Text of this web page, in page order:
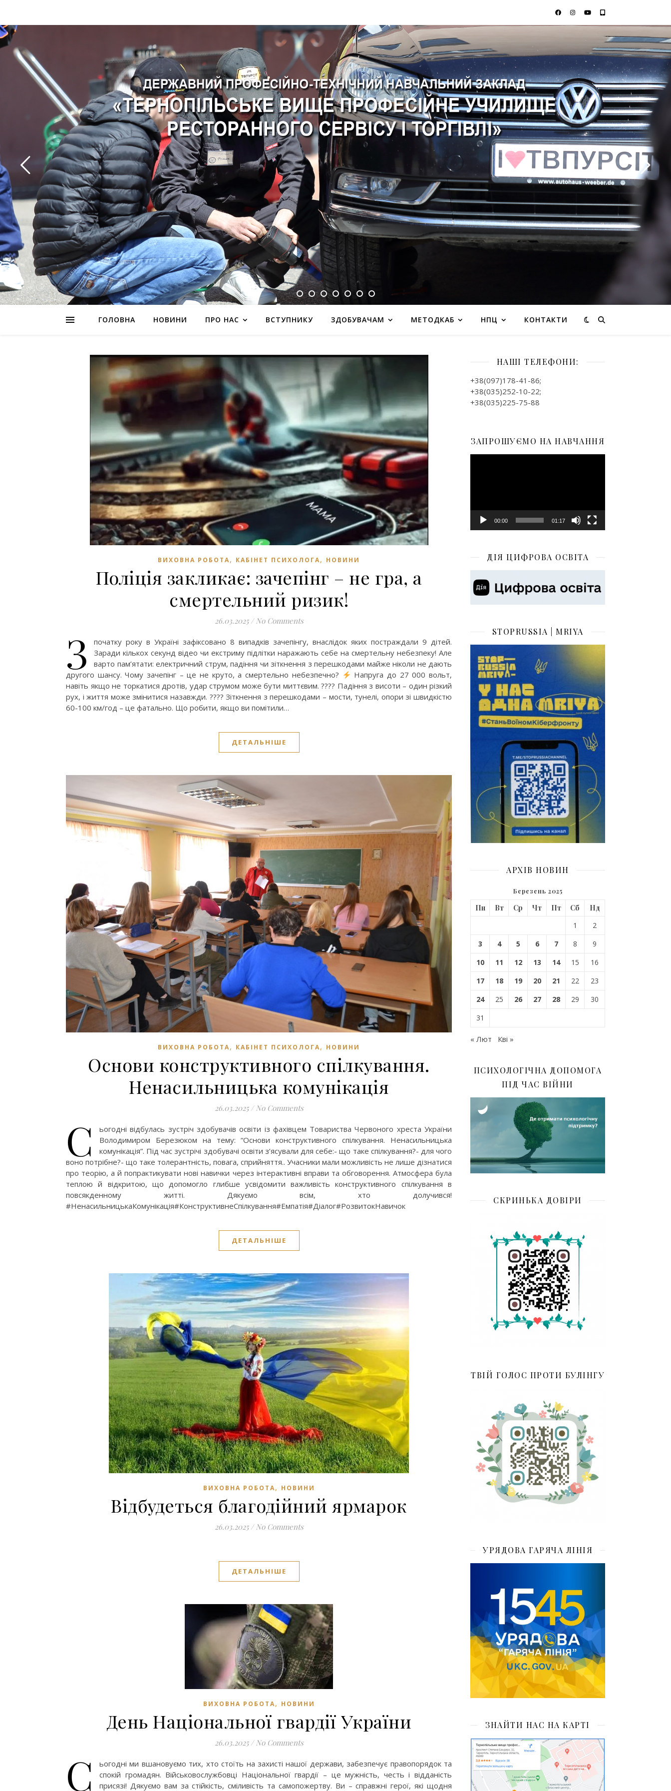
ГОЛОВНА НОВИНИ ПРО НАС ВСТУПНИКУ ЗДОБУВАЧАМ МЕТОДКАБ НПЦ КОНТАКТИ
ВИХОВНА РОБОТА, КАБІНЕТ ПСИХОЛОГА, НОВИНИ
Поліція закликає: зачепінг – не гра, а
смертельний ризик!
26.03.2025 / No Comments
З
початку року в Україні зафіксовано 8 випадків зачепінгу, внаслідок яких постраждали 9 дітей.
Заради кількох секунд відео чи екстриму підлітки наражають себе на смертельну небезпеку! Але
варто пам’ятати: електричний струм, падіння чи зіткнення з перешкодами майже ніколи не дають
другого шансу. Чому зачепінг – це не круто, а смертельно небезпечно?
Напруга до 27 000 вольт,
навіть якщо не торкатися дротів, удар струмом може бути миттєвим. ???? Падіння з висоти – один різкий
рух, і життя може змінитися назавжди. ???? Зіткнення з перешкодами – мости, тунелі, опори зі швидкістю
60-100 км/год – це фатально. Що робити, якщо ви помітили…
ДЕТАЛЬНІШЕ
ВИХОВНА РОБОТА, КАБІНЕТ ПСИХОЛОГА, НОВИНИ
Основи конструктивного спілкування.
Ненасильницька комунікація
26.03.2025 / No Comments
С
ьогодні відбулась зустріч здобувачів освіти із фахівцем Товариства Червоного хреста України
Володимиром Березюком на тему: “Основи конструктивного спілкування. Ненасильницька
комунікація”. Під час зустрічі здобувачі освіти з’ясували для себе:- що таке спілкування?- для чого
воно потрібне?- що таке толерантність, повага, сприйняття.. Учасники мали можливість не лише дізнатися
про теорію, а й попрактикувати нові навички через інтерактивні вправи та обговорення. Атмосфера була
теплою й відкритою, що допомогло глибше усвідомити важливість конструктивного спілкування в
повсякденному житті. Дякуємо всім, хто долучився!
#НенасильницькаКомунікація#КонструктивнеСпілкування#Емпатія#Діалог#РозвитокНавичок
ДЕТАЛЬНІШЕ
ВИХОВНА РОБОТА, НОВИНИ
Відбудеться благодійний ярмарок
26.03.2025 / No Comments
ДЕТАЛЬНІШЕ
ВИХОВНА РОБОТА, НОВИНИ
День Національної гвардії України
26.03.2025 / No Comments
С
ьогодні ми вшановуємо тих, хто стоїть на захисті нашої держави, забезпечує правопорядок та
спокій громадян. Військовослужбовці Національної гвардії – це мужність, честь і відданість
присязі! Дякуємо вам за стійкість, сміливість та самопожертву. Ви – справжні герої, які щодня
НАШІ ТЕЛЕФОНИ:
+38(097)178-41-86;
+38(035)252-10-22;
+38(035)225-75-88
ЗАПРОШУЄМО НА НАВЧАННЯ
00:00 01:17
ДІЯ ЦИФРОВА ОСВІТА
STOPRUSSIA | MRIYA
АРХІВ НОВИН
Березень 2025
Пн Вт Ср Чт Пт Сб
Нд
1
2
3
4 5 6 7 8
9
10
11 12 13 14 15
16
17
18 19 20 21 22
23
24
25 26 27 28 29
30
31
« Лют Кві »
ПСИХОЛОГІЧНА ДОПОМОГА
ПІД ЧАС ВІЙНИ
СКРИНЬКА ДОВІРИ
ТВІЙ ГОЛОС ПРОТИ БУЛІНГУ
УРЯДОВА ГАРЯЧА ЛІНІЯ
ЗНАЙТИ НАС НА КАРТІ